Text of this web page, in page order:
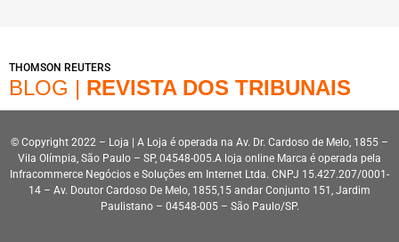
THOMSON REUTERS
BLOG | REVISTA DOS TRIBUNAIS
© Copyright 2022 – Loja | A Loja é operada na Av. Dr. Cardoso de Melo, 1855 –
Vila Olímpia, São Paulo – SP, 04548-005.A loja online Marca é operada pela
Infracommerce Negócios e Soluções em Internet Ltda. CNPJ 15.427.207/0001-
14 – Av. Doutor Cardoso De Melo, 1855,15 andar Conjunto 151, Jardim
Paulistano – 04548-005 – São Paulo/SP.